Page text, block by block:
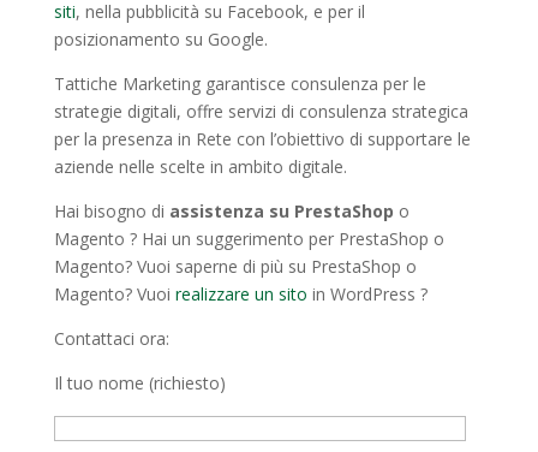
siti, nella pubblicità su Facebook, e per il
posizionamento su Google.
Tattiche Marketing garantisce consulenza per le
strategie digitali, offre servizi di consulenza strategica
per la presenza in Rete con l’obiettivo di supportare le
aziende nelle scelte in ambito digitale.
Hai bisogno di assistenza su PrestaShop o
Magento ? Hai un suggerimento per PrestaShop o
Magento? Vuoi saperne di più su PrestaShop o
Magento? Vuoi realizzare un sito in WordPress ?
Contattaci ora:
Il tuo nome (richiesto)